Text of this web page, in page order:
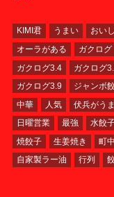
KIMI君 うまい おい
オーラがある
ガクログ
ガクログ3.4
ガクログ
ガクログ3.9
ジャンボ
中華
人気 伏兵がう
日曜営業
最強 水餃
焼餃子
生姜焼き 町
自家製ラー油
行列